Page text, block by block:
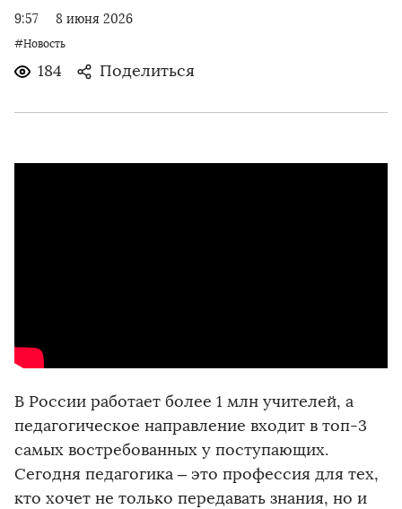
9:57 8 июня 2026
#Новость
184 Поделиться
В России работает более 1 млн учителей, а
педагогическое направление входит в топ-3
самых востребованных у поступающих.
Сегодня педагогика – это профессия для тех,
кто хочет не только передавать знания, но и